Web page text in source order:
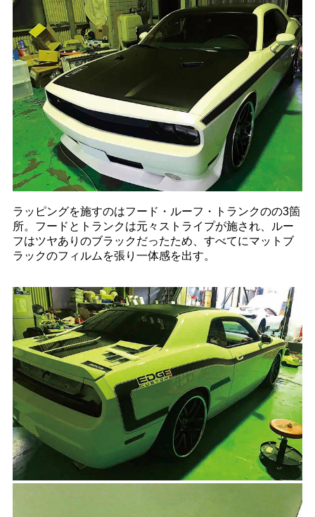
ラッピングを施すのはフード・ルーフ・トランクのの3箇
所。フードとトランクは元々ストライプが施され、ルー
フはツヤありのブラックだったため、すべてにマットブ
ラックのフィルムを張り一体感を出す。